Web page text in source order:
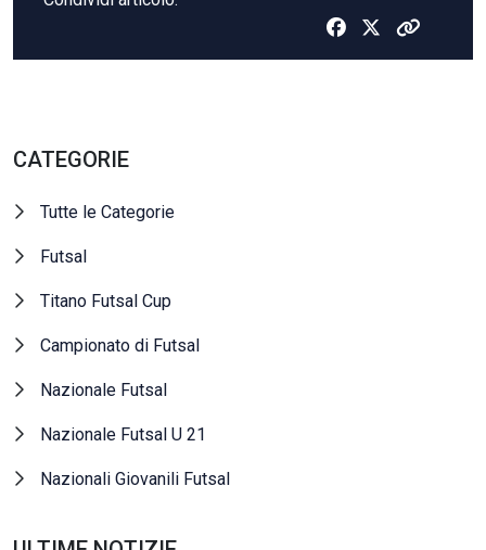
CATEGORIE
Tutte le Categorie
Futsal
Titano Futsal Cup
Campionato di Futsal
Nazionale Futsal
Nazionale Futsal U 21
Nazionali Giovanili Futsal